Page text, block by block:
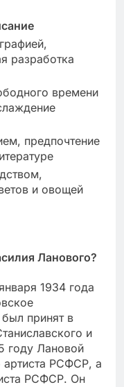
разработка
времени
предпочтение
и овощей
Ланового?
1934 года
принят в
и
году Лановой
артиста РСФСР, а
РСФСР. Он